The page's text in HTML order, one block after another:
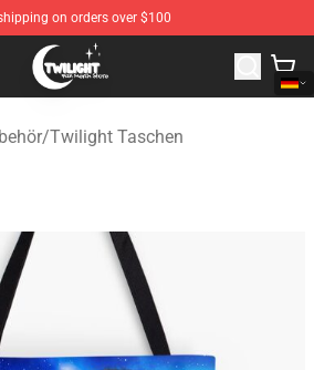
on orders over $100
Twilight Merchandise Shop
/Twilight Taschen